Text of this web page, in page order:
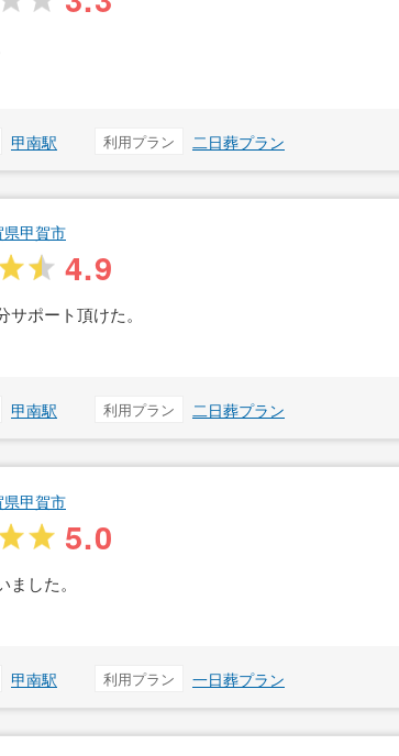
甲南駅 利用プラン 二日葬プラン
県甲賀市
4.9
ポート頂けた。
甲南駅 利用プラン 二日葬プラン
県甲賀市
5.0
した。
甲南駅 利用プラン 一日葬プラン